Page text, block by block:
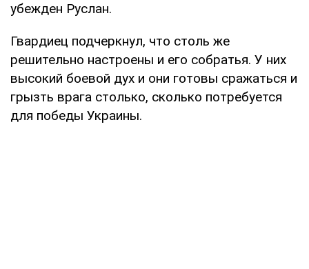
убежден Руслан.
Гвардиец подчеркнул, что столь же
решительно настроены и его собратья. У них
высокий боевой дух и они готовы сражаться и
грызть врага столько, сколько потребуется
для победы Украины.